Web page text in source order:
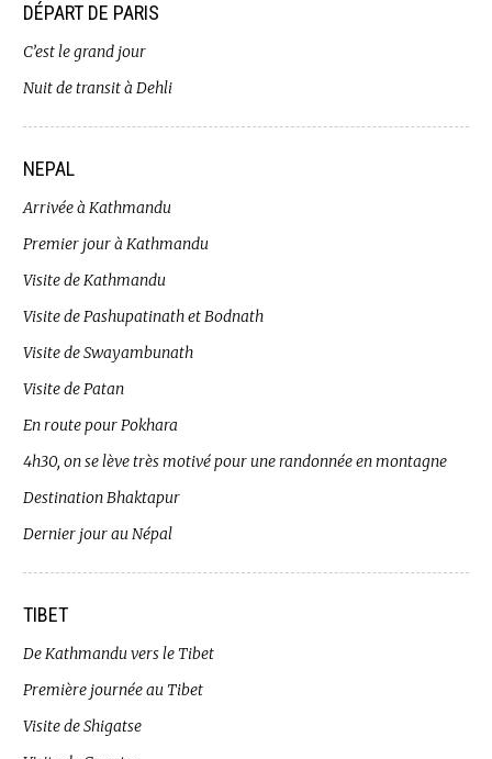
DÉPART DE PARIS
C’est le grand jour
Nuit de transit à Dehli
NEPAL
Arrivée à Kathmandu
Premier jour à Kathmandu
Visite de Kathmandu
Visite de Pashupatinath et Bodnath
Visite de Swayambunath
Visite de Patan
En route pour Pokhara
4h30, on se lève très motivé pour une randonnée en montagne
Destination Bhaktapur
Dernier jour au Népal
TIBET
De Kathmandu vers le Tibet
Première journée au Tibet
Visite de Shigatse